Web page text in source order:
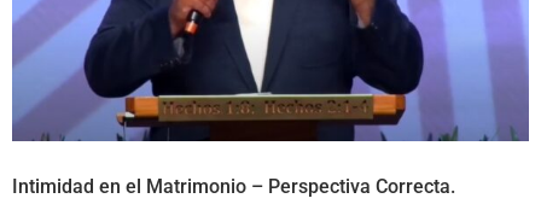
Intimidad en el Matrimonio – Perspectiva Correcta.